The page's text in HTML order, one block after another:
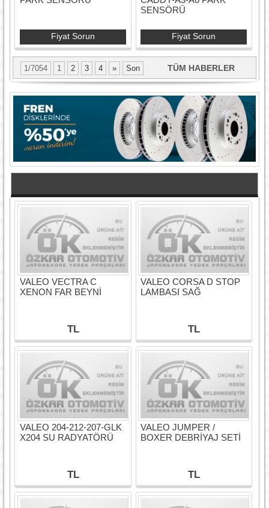
Fiyat Sorun
SENSÖRÜ
Fiyat Sorun
1/7054 1 2 3 4 » Son TÜM HABERLER
VALEO VECTRA C
XENON FAR BEYNİ
TL
VALEO CORSA D STOP
LAMBASI SAĞ
TL
VALEO 204-212-207-GLK
X204 SU RADYATÖRÜ
TL
VALEO JUMPER /
BOXER DEBRİYAJ SETİ
TL